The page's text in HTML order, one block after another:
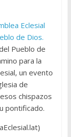
Eclesial
de Dios.
Pueblo de
para la
un evento
de
chispazos
pontificado.